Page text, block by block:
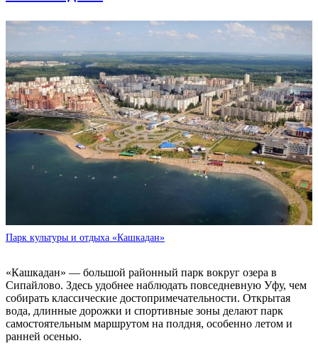
Парк культуры и отдыха «Кашкадан»
«Кашкадан» — большой районный парк вокруг озера в
Сипайлово. Здесь удобнее наблюдать повседневную Уфу, чем
собирать классические достопримечательности. Открытая
вода, длинные дорожки и спортивные зоны делают парк
самостоятельным маршрутом на полдня, особенно летом и
ранней осенью.